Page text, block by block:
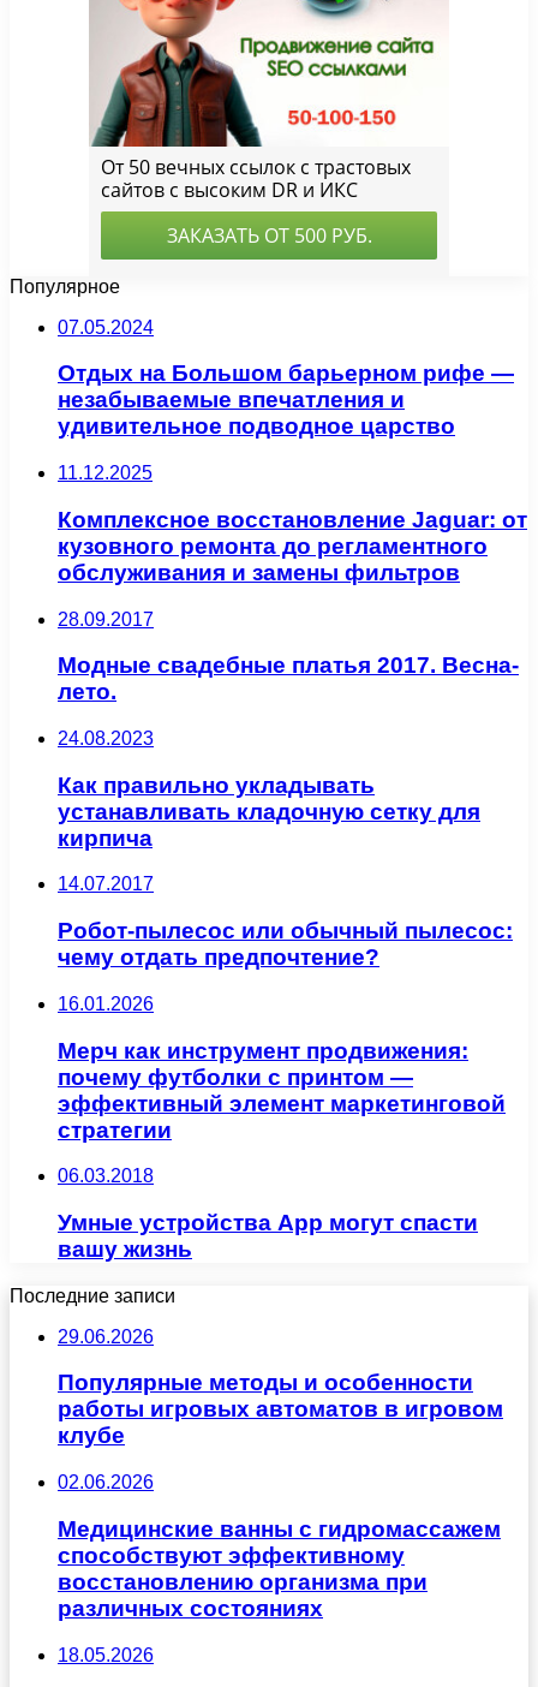
Популярное
07.05.2024
Отдых на Большом барьерном рифе —
незабываемые впечатления и
удивительное подводное царство
11.12.2025
Комплексное восстановление Jaguar: от
кузовного ремонта до регламентного
обслуживания и замены фильтров
28.09.2017
Модные свадебные платья 2017. Весна-
лето.
24.08.2023
Как правильно укладывать
устанавливать кладочную сетку для
кирпича
14.07.2017
Робот-пылесос или обычный пылесос:
чему отдать предпочтение?
16.01.2026
Мерч как инструмент продвижения:
почему футболки с принтом —
эффективный элемент маркетинговой
стратегии
06.03.2018
Умные устройства App могут спасти
вашу жизнь
Последние записи
29.06.2026
Популярные методы и особенности
работы игровых автоматов в игровом
клубе
02.06.2026
Медицинские ванны с гидромассажем
способствуют эффективному
восстановлению организма при
различных состояниях
18.05.2026